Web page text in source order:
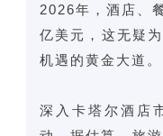
2026年，酒店、
亿美元，这无疑
机遇的黄金大道。
深入卡塔尔酒店